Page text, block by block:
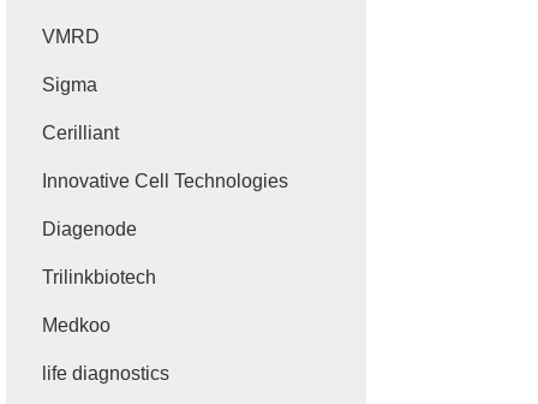
VMRD
Sigma
Cerilliant
Innovative Cell Technologies
Diagenode
Trilinkbiotech
Medkoo
life diagnostics